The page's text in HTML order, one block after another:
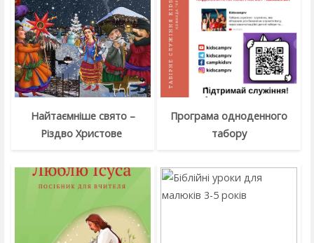
Найтаємніше свято –
Різдво Христове
Програма одноденного
табору